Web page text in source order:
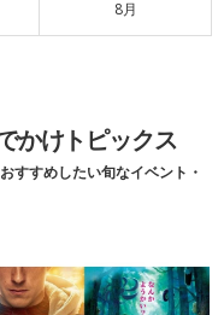
8月
かけトピックス
すすめしたい旬なイベント・